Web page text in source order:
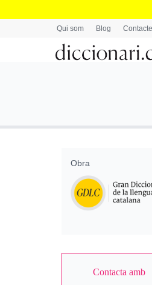
Qui som Blog Contacte
Obra
Contacta amb